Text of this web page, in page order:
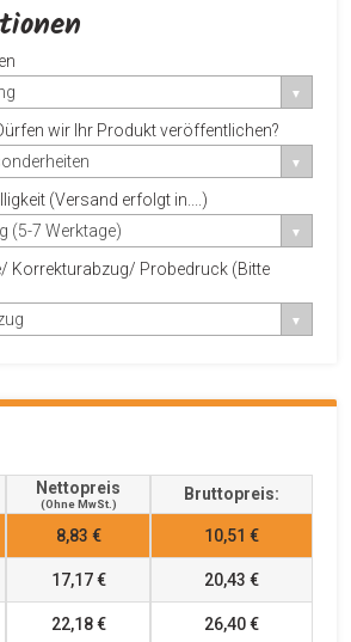
wir Ihr Produkt veröffentlichen?
(Versand erfolgt in....)
(5-7 Werktage)
Korrekturabzug/ Probedruck (Bitte
Nettopreis
(ohne MwSt.)
Bruttopreis:
8,83 € 10,51 €
17,17 € 20,43 €
22,18 € 26,40 €